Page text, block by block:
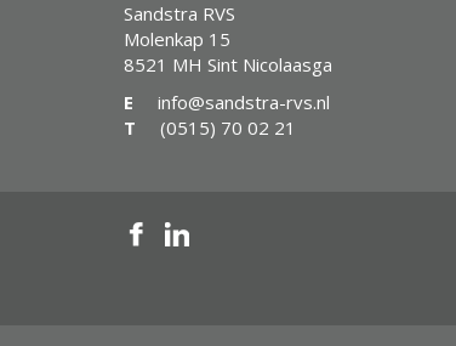
Sandstra RVS
Molenkap 15
8521 MH Sint Nicolaasga
E info@sandstra-rvs.nl
T (0515) 70 02 21